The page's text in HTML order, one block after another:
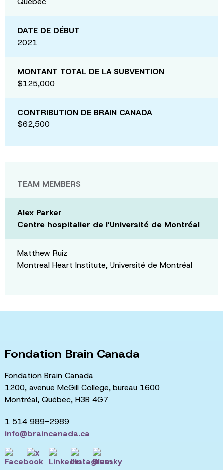
DATE DE DÉBUT
2021
MONTANT TOTAL DE LA SUBVENTION
$125,000
CONTRIBUTION DE BRAIN CANADA
$62,500
TEAM MEMBERS
Alex Parker
Centre hospitalier de l’Université de Montréal
Matthew Ruiz
Montreal Heart Institute, Université de Montréal
Fondation Brain Canada
Fondation Brain Canada
1200, avenue McGill College, bureau 1600
Montréal, Québec, H3B 4G7
1 514 989-2989
info@braincanada.ca